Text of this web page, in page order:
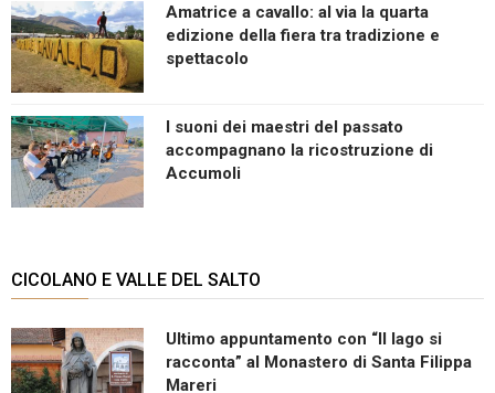
Amatrice a cavallo: al via la quarta
edizione della fiera tra tradizione e
spettacolo
I suoni dei maestri del passato
accompagnano la ricostruzione di
Accumoli
CICOLANO E VALLE DEL SALTO
Ultimo appuntamento con “Il lago si
racconta” al Monastero di Santa Filippa
Mareri